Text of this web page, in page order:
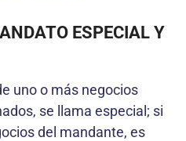
ESPECIAL Y
uno o más negocios
se llama especial; si
del mandante, es